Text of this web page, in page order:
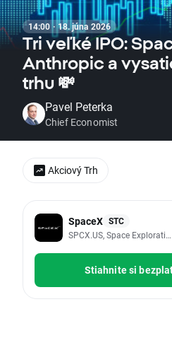
14:00 · 18. júna 2026
Tri veľké IPO:
Anthropic a
trhu 💸
Pavel Peterka
Chief Economist
SpaceX STC
SPCX.US, Space
Stiahnite si
Akciový Trh